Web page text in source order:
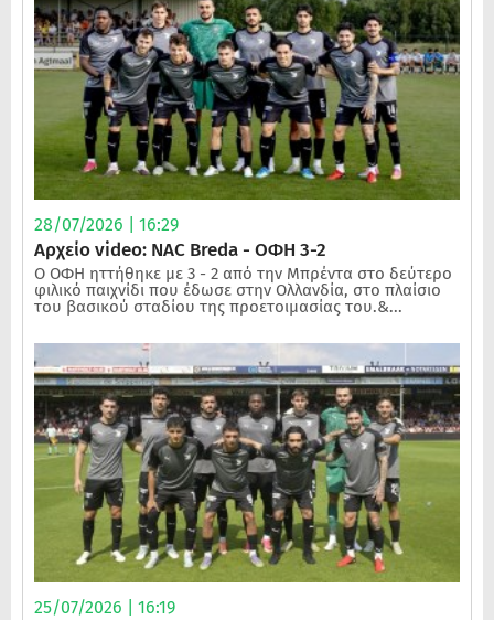
28/07/2026 | 16:29
Αρχείο video: NAC Breda - ΟΦΗ 3-2
Ο ΟΦΗ ηττήθηκε με 3 - 2 από την Μπρέντα στο δεύτερο
φιλικό παιχνίδι που έδωσε στην Ολλανδία, στο πλαίσιο
του βασικού σταδίου της προετοιμασίας του.&...
25/07/2026 | 16:19